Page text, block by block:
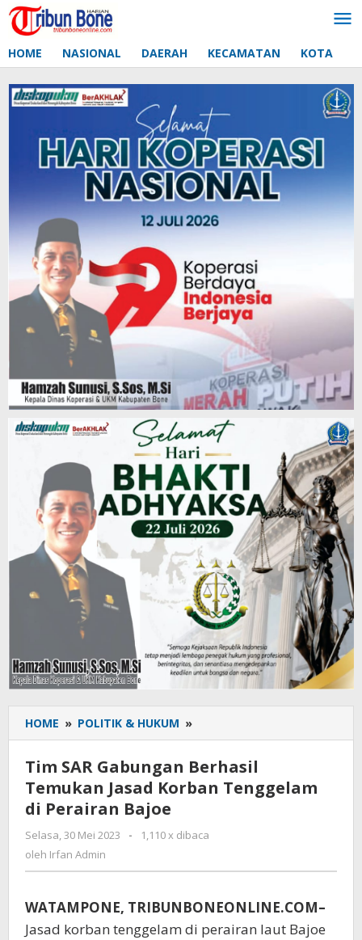
Lewati
ke
HOME NASIONAL DAERAH KECAMATAN KOTA
HOME » POLITIK & HUKUM »
SAR
Gabungan
Berhasil
Temukan
Tenggelam
Perairan
Tim SAR Gabungan Berhasil
Temukan Jasad Korban Tenggelam
di Perairan Bajoe
Selasa, 30 Mei 2023
oleh
-
1,110 x dibaca
oleh Irfan Admin
WATAMPONE, TRIBUNBONEONLINE.COM–
Jasad korban tenggelam di perairan laut Bajoe